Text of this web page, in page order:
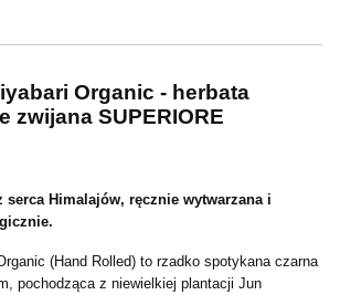
Organic - herbata
zwijana SUPERIORE
serca Himalajów, ręcznie wytwarzana i
(Hand Rolled) to rzadko spotykana czarna
pochodząca z niewielkiej plantacji Jun